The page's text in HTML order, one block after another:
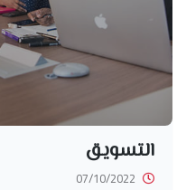
التسويق
07/10/2022